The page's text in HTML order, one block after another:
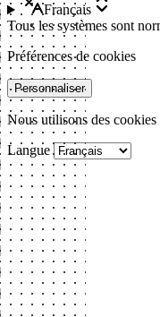
Français
Tous les systèmes sont
Préférences de cookies
Personnaliser
Nous utilisons des
Langue